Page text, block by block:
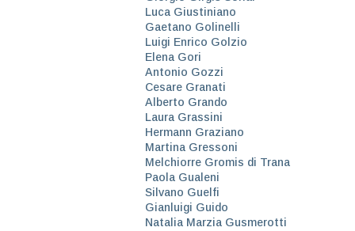
Luca Giustiniano
Gaetano Golinelli
Luigi Enrico Golzio
Elena Gori
Antonio Gozzi
Cesare Granati
Alberto Grando
Laura Grassini
Hermann Graziano
Martina Gressoni
Melchiorre Gromis di Trana
Paola Gualeni
Silvano Guelfi
Gianluigi Guido
Natalia Marzia Gusmerotti